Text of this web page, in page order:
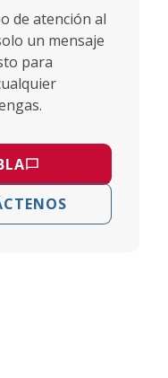
de atención al
un mensaje
para